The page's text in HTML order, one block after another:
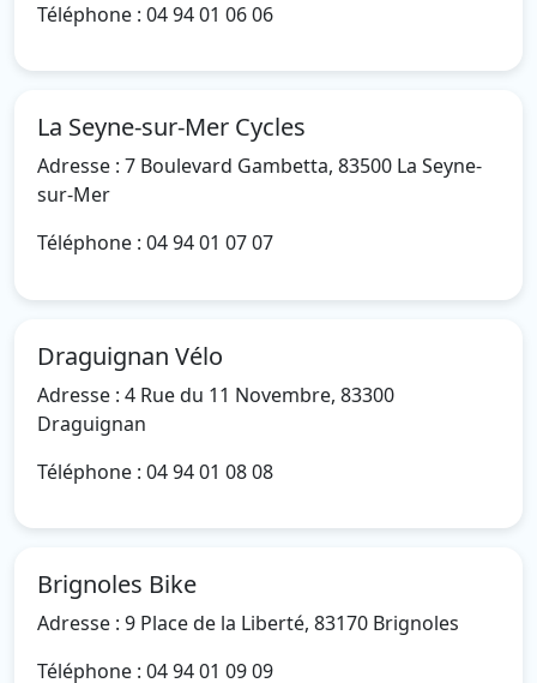
Téléphone : 04 94 01 06 06
La Seyne-sur-Mer Cycles
Adresse : 7 Boulevard Gambetta, 83500 La Seyne-
sur-Mer
Téléphone : 04 94 01 07 07
Draguignan Vélo
Adresse : 4 Rue du 11 Novembre, 83300
Draguignan
Téléphone : 04 94 01 08 08
Brignoles Bike
Adresse : 9 Place de la Liberté, 83170 Brignoles
Téléphone : 04 94 01 09 09